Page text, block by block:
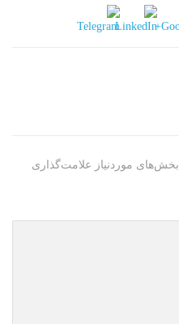
بخش‌های موردنیاز علامت‌گذاری